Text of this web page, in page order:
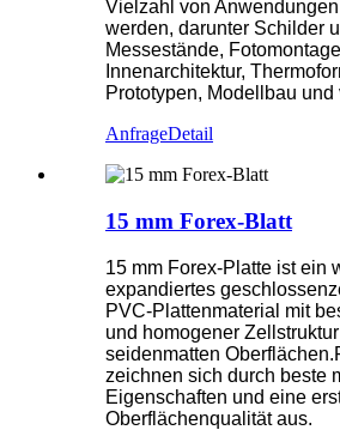
Vielzahl von
werden, darunter Schilder
Messestände,
Innenarchitektur,
Prototypen, Modellbau und
AnfrageDetail
15 mm Forex-Blatt
15 mm Forex-Platte ist ein
expandiertes
PVC-Plattenmaterial mit
und homogener
seidenmatten
zeichnen sich durch beste
Eigenschaften und eine
Oberflächenqualität aus.